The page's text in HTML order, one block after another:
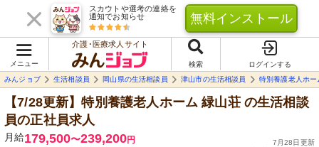
スカウトや選考の連絡を
通知でお知らせ
無料インストール
メニュー
介護･医療求人サイト
検索
ログインする
みんジョブ
生活相談員 岡山県の生活相談員 津山市の生活相談員 特別養護老人ホー
【7/28更新】特別養護老人ホーム 緑山荘の生活相談
員の正社員求人
月給179,500〜239,200円
7月28日更新